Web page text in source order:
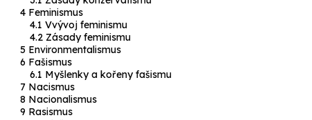
Feminismus
Vvývoj feminismu
Zásady feminismu
Environmentalismus
Fašismus
Myšlenky a kořeny fašismu
Nacismus
Nacionalismus
Rasismus